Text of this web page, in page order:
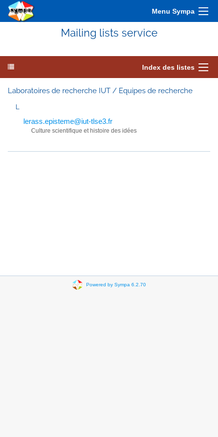
Menu Sympa
Mailing lists service
Index des listes
Laboratoires de recherche IUT / Equipes de recherche
L
lerass.episteme@iut-tlse3.fr
Culture scientifique et histoire des idées
Powered by Sympa 6.2.70